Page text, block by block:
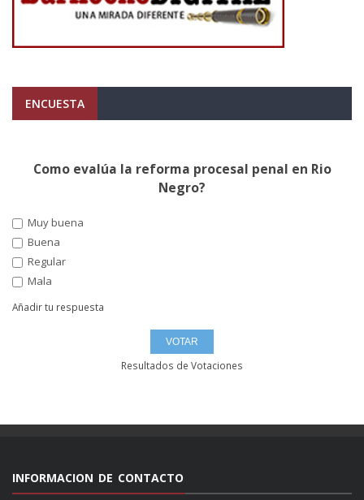
ENCUESTA
Como evalúa la reforma procesal penal en Rio
Negro?
Muy buena
Buena
Regular
Mala
Añadir tu respuesta
Resultados de Votaciones
INFORMACION DE CONTACTO